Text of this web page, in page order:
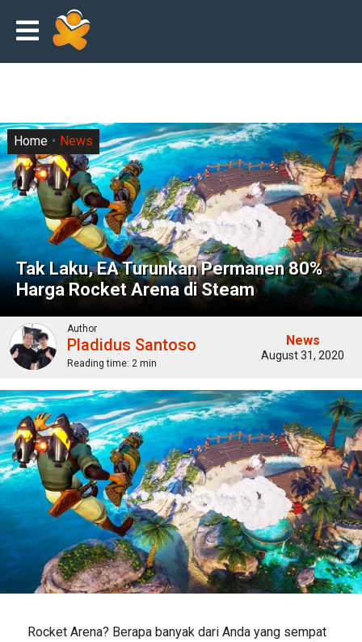
Tak Laku, EA Turunkan Permanen 80%
Harga Rocket Arena di Steam
Home News
Author
Pladidus Santoso
Reading time: 2 min
News
August 31, 2020
Rocket Arena? Berapa banyak dari Anda yang sempat